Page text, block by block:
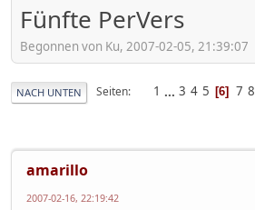
Fünfte PerVers
Begonnen von Ku, 2007-02-05, 21:39:07
NACH UNTEN Seiten 1 ... 3 4 5 6 7 8
amarillo
2007-02-16, 22:19:42